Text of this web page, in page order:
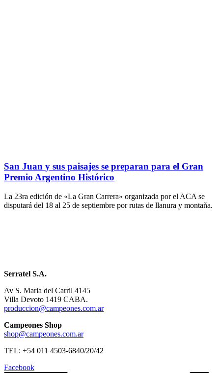
San Juan y sus paisajes se preparan para el Gran
Premio Argentino Histórico
La 23ra edición de «La Gran Carrera» organizada por el ACA se
disputará del 18 al 25 de septiembre por rutas de llanura y montaña.
Serratel S.A.
Av S. Maria del Carril 4145
Villa Devoto 1419 CABA.
produccion@campeones.com.ar
Campeones Shop
shop@campeones.com.ar
TEL: +54 011 4503-6840/20/42
Facebook